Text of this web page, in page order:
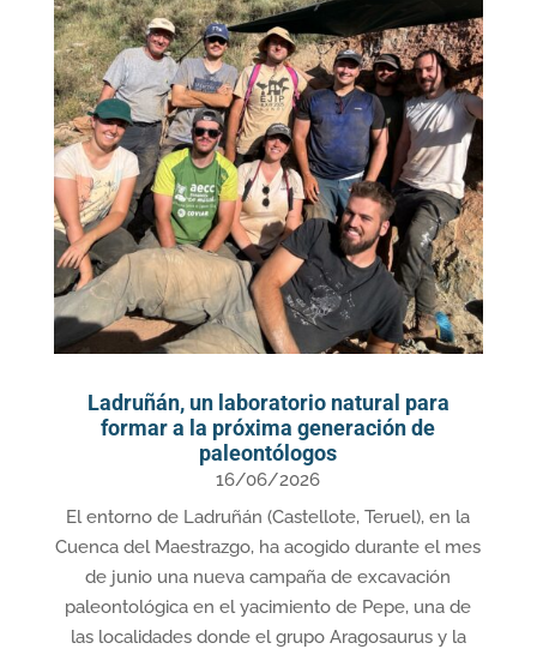
Ladruñán, un laboratorio natural para
formar a la próxima generación de
paleontólogos
16/06/2026
El entorno de Ladruñán (Castellote, Teruel), en la
Cuenca del Maestrazgo, ha acogido durante el mes
de junio una nueva campaña de excavación
paleontológica en el yacimiento de Pepe, una de
las localidades donde el grupo Aragosaurus y la